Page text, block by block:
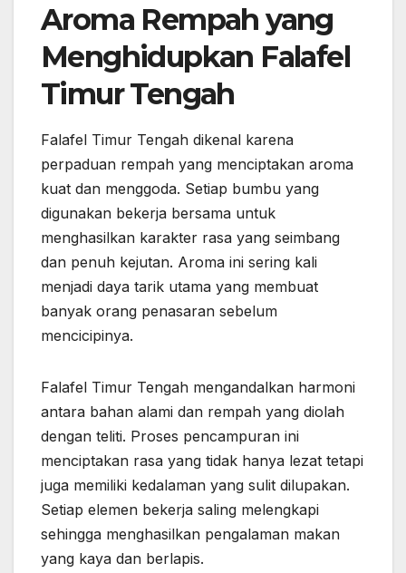
Aroma Rempah yang
Menghidupkan Falafel
Timur Tengah
Falafel Timur Tengah dikenal karena
perpaduan rempah yang menciptakan aroma
kuat dan menggoda. Setiap bumbu yang
digunakan bekerja bersama untuk
menghasilkan karakter rasa yang seimbang
dan penuh kejutan. Aroma ini sering kali
menjadi daya tarik utama yang membuat
banyak orang penasaran sebelum
mencicipinya.
Falafel Timur Tengah mengandalkan harmoni
antara bahan alami dan rempah yang diolah
dengan teliti. Proses pencampuran ini
menciptakan rasa yang tidak hanya lezat tetapi
juga memiliki kedalaman yang sulit dilupakan.
Setiap elemen bekerja saling melengkapi
sehingga menghasilkan pengalaman makan
yang kaya dan berlapis.